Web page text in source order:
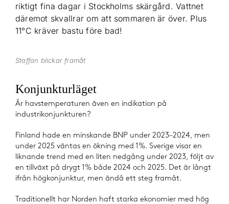
riktigt fina dagar i Stockholms skärgård. Vattnet
däremot skvallrar om att sommaren är över. Plus
11°C kräver bastu före bad!
Staffan blickar framåt
Konjunkturläget
Är havstemperaturen även en indikation på
industrikonjunkturen?
Finland hade en minskande BNP under 2023–2024, men
under 2025 väntas en ökning med 1%. Sverige visar en
liknande trend med en liten nedgång under 2023, följt av
en tillväxt på drygt 1% både 2024 och 2025. Det är långt
ifrån högkonjunktur, men ändå ett steg framåt.
Traditionellt har Norden haft starka ekonomier med hög